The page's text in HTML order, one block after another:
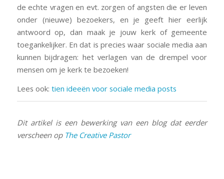
de echte vragen en evt. zorgen of angsten die er leven
onder (nieuwe) bezoekers, en je geeft hier eerlijk
antwoord op, dan maak je jouw kerk of gemeente
toegankelijker. En dat is precies waar sociale media aan
kunnen bijdragen: het verlagen van de drempel voor
mensen om je kerk te bezoeken!
Lees ook: tien ideeën voor sociale media posts
Dit artikel is een bewerking van een blog dat eerder
verscheen op The Creative Pastor